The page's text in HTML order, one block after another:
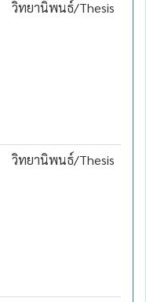
วิทยานิพนธ์/Thesis
วิทยานิพนธ์/Thesis